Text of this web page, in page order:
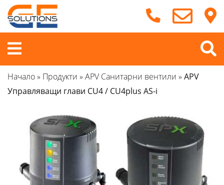
Продължете
към
съдържанието
Меню
Начало» Продукти » APV Санитарни вентили » APV
Управляващи глави CU4 / CU4plus AS-i